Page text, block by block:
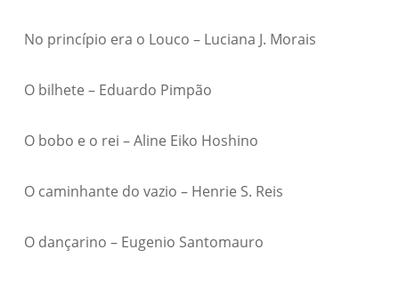
No princípio era o Louco – Luciana J. Morais
O bilhete – Eduardo Pimpão
O bobo e o rei – Aline Eiko Hoshino
O caminhante do vazio – Henrie S. Reis
O dançarino – Eugenio Santomauro